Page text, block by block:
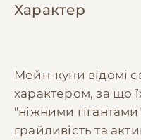
Характер
Мейн-куни відомі
характером, за що
"ніжними
грайливість та